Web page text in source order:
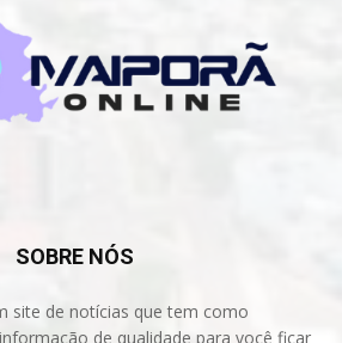
SOBRE NÓS
site de notícias que tem como
de qualidade para você ficar